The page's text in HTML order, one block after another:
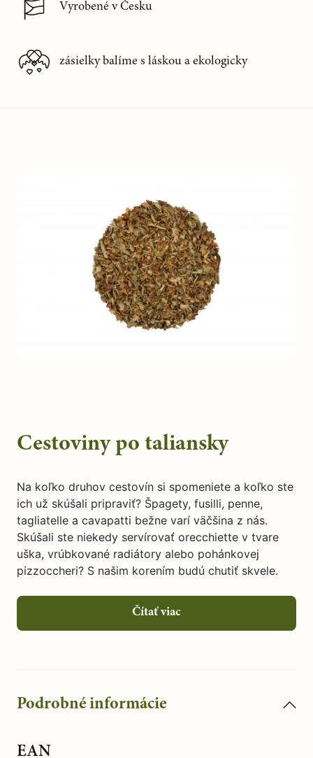
Vyrobené v Česku
zásielky balíme s láskou a ekologicky
Cestoviny po taliansky
Na koľko druhov cestovín si spomeniete a koľko ste
ich už skúšali pripraviť? Špagety, fusilli, penne,
tagliatelle a cavapatti bežne varí väčšina z nás.
Skúšali ste niekedy servírovať orecchiette v tvare
uška, vrúbkované radiátory alebo pohánkovej
pizzoccheri? S našim korením budú chutiť skvele.
Čítať viac
Podrobné informácie
EAN